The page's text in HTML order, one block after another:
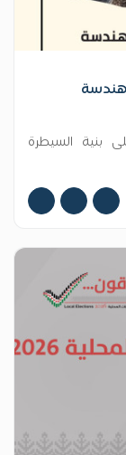
هندسة
بنية السيطرة